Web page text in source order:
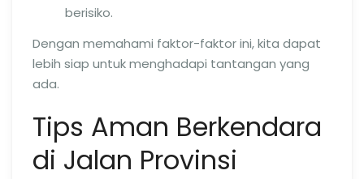
berisiko.
Dengan memahami faktor-faktor ini, kita dapat
lebih siap untuk menghadapi tantangan yang
ada.
Tips Aman Berkendara
di Jalan Provinsi